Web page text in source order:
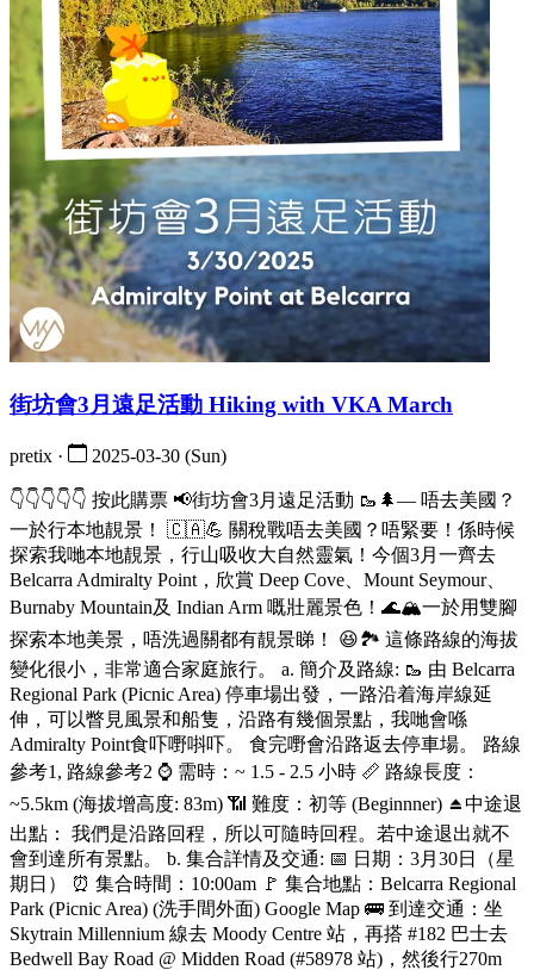
街坊會3月遠足活動 Hiking with VKA March
pretix · 2025-03-30 (Sun)
👇👇👇👇👇 按此購票 📢街坊會3月遠足活動 🥾🌲— 唔去美國？
一於行本地靚景！ 🇨🇦💪 關稅戰唔去美國？唔緊要！係時候
探索我哋本地靚景，行山吸收大自然靈氣！今個3月一齊去
Belcarra Admiralty Point，欣賞 Deep Cove、Mount Seymour、
Burnaby Mountain及 Indian Arm 嘅壯麗景色！🌊🏔️一於用雙腳
探索本地美景，唔洗過關都有靚景睇！ 😆🏞️ 這條路線的海拔
變化很小，非常適合家庭旅行。 a. 簡介及路線: 🥾 由 Belcarra
Regional Park (Picnic Area) 停車場出發，一路沿着海岸線延
伸，可以瞥見風景和船隻，沿路有幾個景點，我哋會喺
Admiralty Point食吓嘢唞吓。 食完嘢會沿路返去停車場。 路線
參考1, 路線參考2 ⌚ 需時：~ 1.5 - 2.5 小時 📏 路線長度：
~5.5km (海拔增高度: 83m) 📶 難度：初等 (Beginnner) ⏏️中途退
出點： 我們是沿路回程，所以可隨時回程。若中途退出就不
會到達所有景點。 b. 集合詳情及交通: 📅 日期：3月30日（星
期日） ⏰ 集合時間：10:00am 🚩 集合地點：Belcarra Regional
Park (Picnic Area) (洗手間外面) Google Map 🚌 到達交通：坐
Skytrain Millennium 線去 Moody Centre 站，再搭 #182 巴士去
Bedwell Bay Road @ Midden Road (#58978 站)，然後行270m